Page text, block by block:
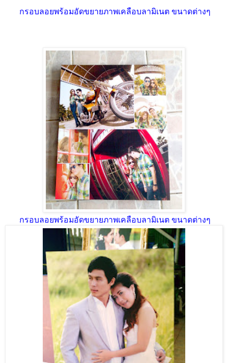
กรอบลอยพร้อมอัดขยายภาพเคลือบลามิเนต ขนาดต่างๆ
กรอบลอยพร้อมอัดขยายภาพเคลือบลามิเนต ขนาดต่างๆ